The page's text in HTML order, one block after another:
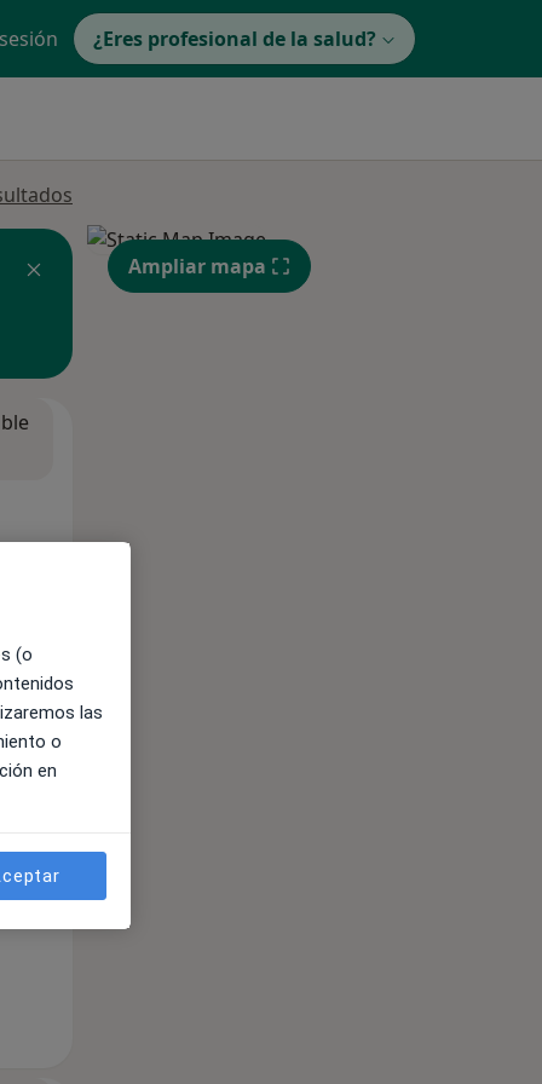
¿Eres profesional de la salud?
Ampliar mapa
(o
las
o
en